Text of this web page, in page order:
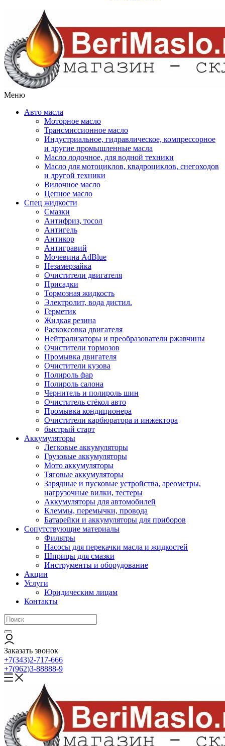
Меню
Авто масла
Моторное масло
Трансмиссионное масло
Индустриальное, гидравлическое, компрессорное
и другие промышленные масла
Масло лодочное, для водной техники
Масло для мотоциклов, квадроциклов, снегоходов
и другой техники
Вилочное масло
Цепное масло
Спец жидкости
Смазки
Антифриз, тосол
Антигель
Антикор
Антигравий
Мочевина AdBlue
Незамерзайка
Очистители двигателя
Присадки
Тормозная жидкость
Электролит, вода дистил.
Герметик
Жидкая резина
Раскоксовка двигателя
Нейтрализаторы и преобразователи ржавчины
Очистители тормозов
Промывка двигателя
Очистители кузова
Полироль фар
Полироль салона
Чернитель и полироль шин
Очиститель стёкол авто
Промывка кондиционера
Очистители карбюратора и инжектора
быстрый старт
Аккумуляторы
Легковые аккумуляторы
Грузовые аккумуляторы
Мото аккумуляторы
Тяговые аккумуляторы
Зарядные и пусковые устройства, ареометры,
нагрузочные вилки, тестеры
Аккумуляторы для автомобилей
Клеммы, перемычки, провода
Батарейки и аккумуляторы для приборов
Сопутствующие материалы
Фильтры
Насосы для перекачки масла и жидкостей
Шприцы для смазки
Инструменты и оборудование
Акции
Услуги
Юридическим лицам
Контакты
Заказать звонок
+7(343)2-717-666
+7(962)3-88888-9